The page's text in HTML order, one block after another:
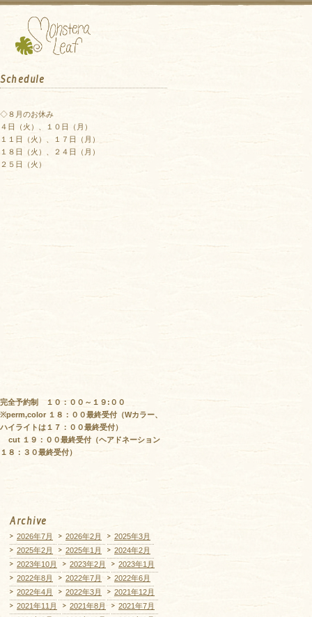
Schedule
◇８月のお休み
４日（火）、１０日（月）
１１日（火）、１７日（月）
１８日（火）、２４日（月）
２５日（火）
完全予約制 １０：００～１９:００
※perm,color １８：００最終受付（Wカラー、
ハイライトは１７：００最終受付）
cut １９：００最終受付（ヘアドネーション
１８：３０最終受付）
Archive
2026年7月 2026年2月
2025年3月
2025年2月
2025年1月
2024年2月
2023年10月
2023年2月
2023年1月
2022年8月
2022年7月
2022年6月
2022年4月
2022年3月
2021年12月
2021年11月
2021年8月
2021年7月